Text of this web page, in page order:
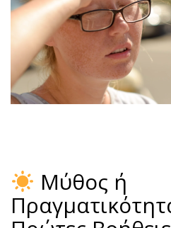
Μύθος ή